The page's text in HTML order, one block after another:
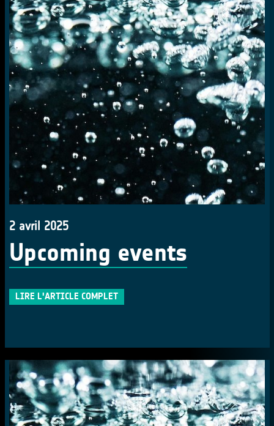
2 avril 2025
Upcoming events
LIRE L'ARTICLE COMPLET